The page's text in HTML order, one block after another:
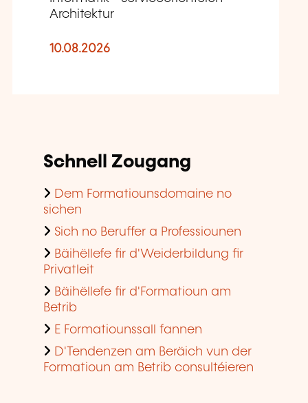
Architektur
10.08.2026
Schnell Zougang
Dem Formatiounsdomaine no
sichen
Sich no Beruffer a Professiounen
Bäihëllefe fir d'Weiderbildung fir
Privatleit
Bäihëllefe fir d'Formatioun am
Betrib
E Formatiounssall fannen
D'Tendenzen am Beräich vun der
Formatioun am Betrib consultéieren